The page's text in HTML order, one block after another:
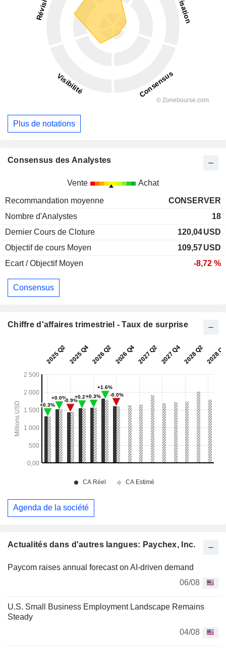
Actualités dans d'autres langues: Paychex, Inc.
Paycom raises annual forecast on AI-driven demand
06/08
U.S. Small Business Employment Landscape Remains
Steady
04/08
Plus de notations
Consensus des Analystes
Vente Achat
Recommandation moyenne
CONSERVER
Nombre d'Analystes
18
Dernier Cours de Cloture
120,04USD
Objectif de cours Moyen
109,57USD
Ecart / Objectif Moyen
-8,72 %
Consensus
Chiffre d'affaires trimestriel - Taux de surprise
Agenda de la société